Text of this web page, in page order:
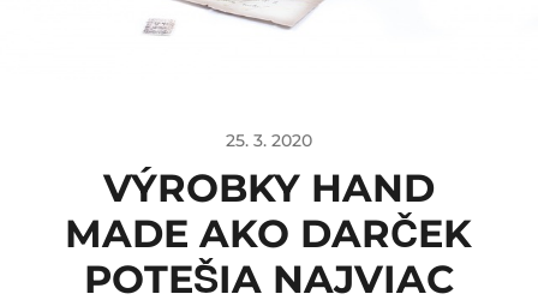
25. 3. 2020
VÝROBKY HAND
MADE AKO DARČEK
POTEŠIA NAJVIAC